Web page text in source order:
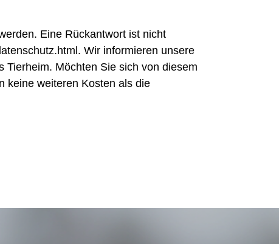
Eine Rückantwort ist nicht
Wir informieren unsere
Tierheim. Möchten Sie sich von diesem
keine weiteren Kosten als die